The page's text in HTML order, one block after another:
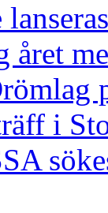
året
i